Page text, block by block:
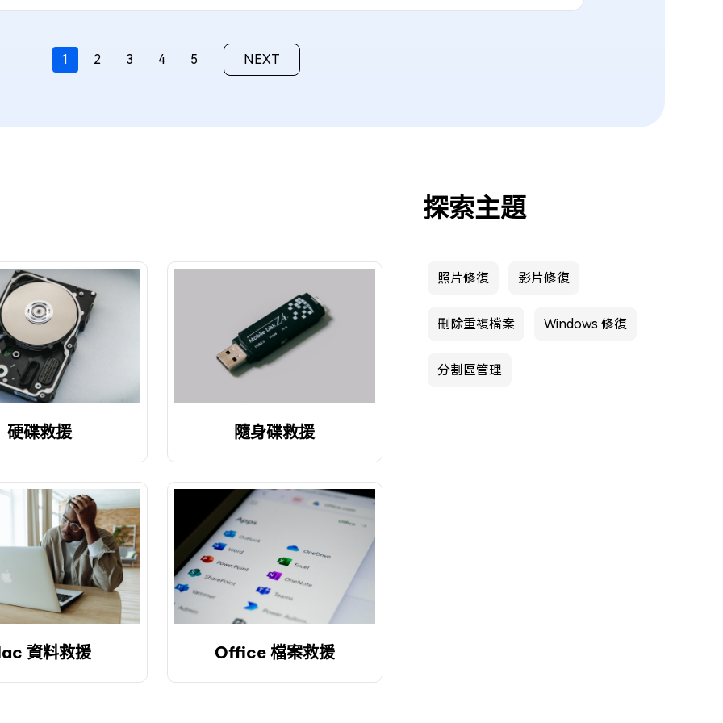
1 2 3 4 5 NEXT
硬碟救援 隨身碟救援
資料救援 Office 檔案救援
探索主題
照片修復 影片修復
刪除重複檔案 Windows 修復
分割區管理